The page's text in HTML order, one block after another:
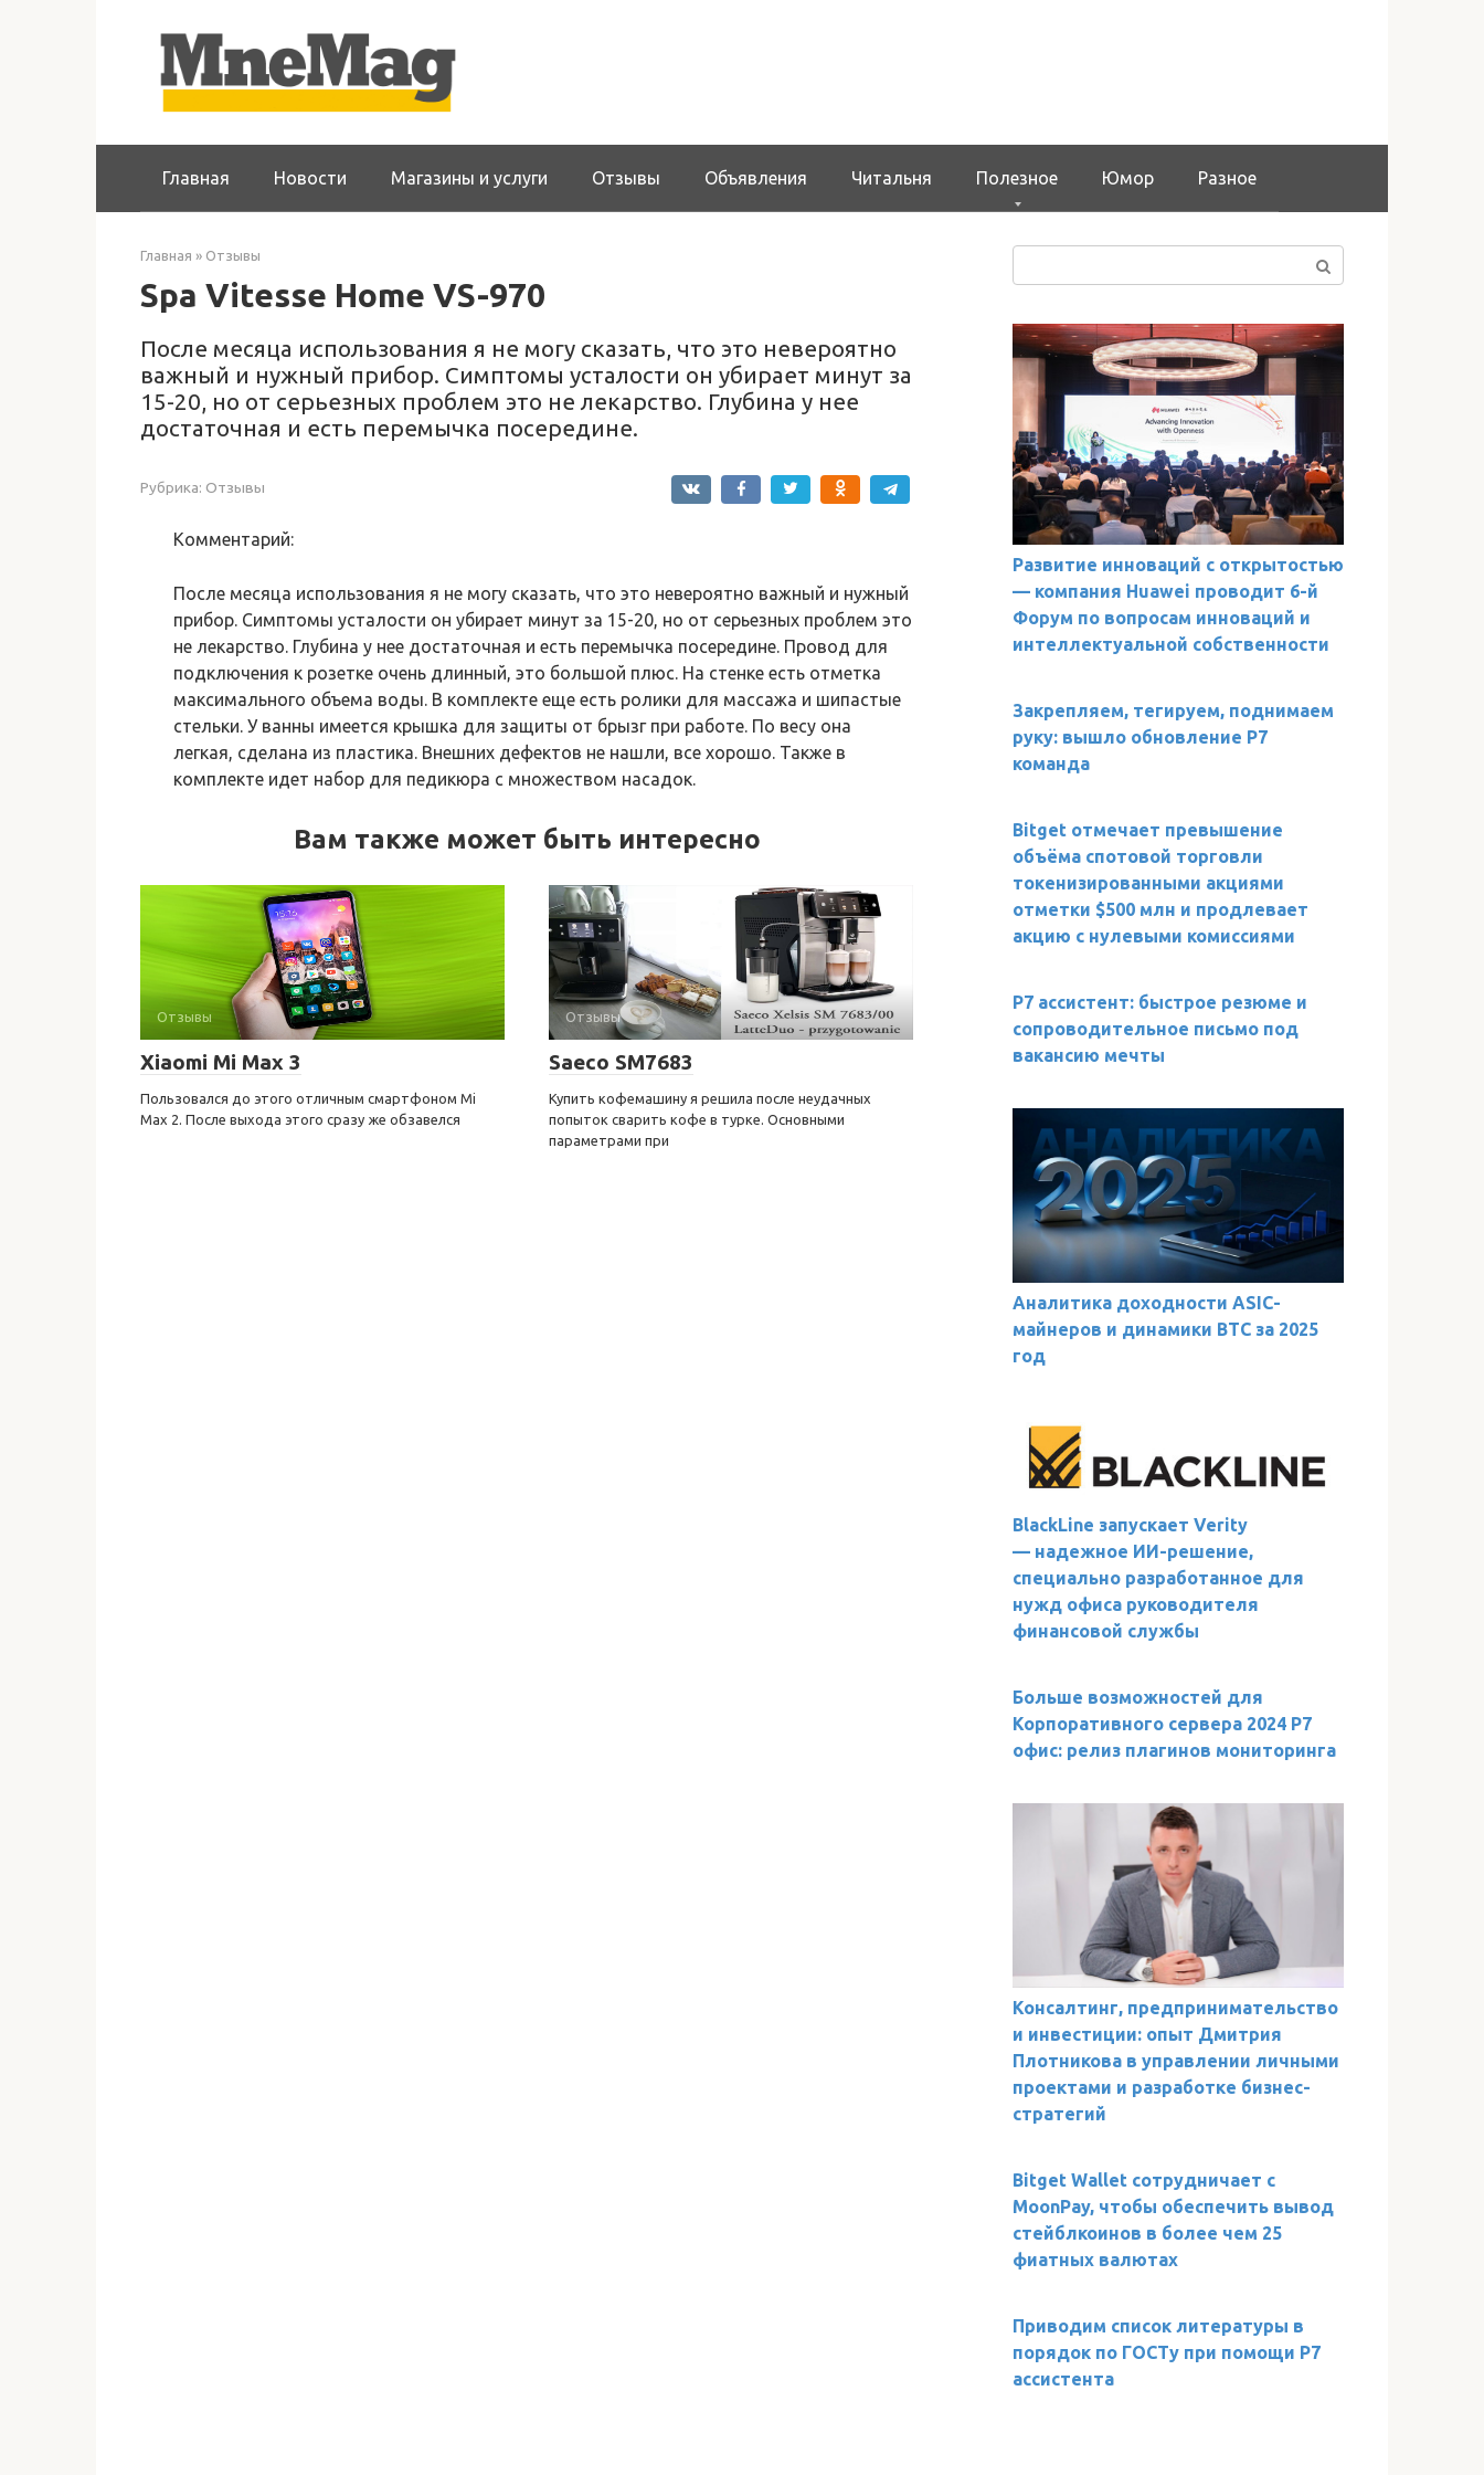
Главная Новости Магазины и услуги Отзывы Объявления Читальня Полезное Юмор Разное
Главная » Отзывы
Spa Vitesse Home VS-970
После месяца использования я не могу сказать, что это невероятно
важный и нужный прибор. Симптомы усталости он убирает минут за
15-20, но от серьезных проблем это не лекарство. Глубина у нее
достаточная и есть перемычка посередине.
Рубрика: Отзывы
Комментарий:
После месяца использования я не могу сказать, что это невероятно важный и нужный
прибор. Симптомы усталости он убирает минут за 15-20, но от серьезных проблем это
не лекарство. Глубина у нее достаточная и есть перемычка посередине. Провод для
подключения к розетке очень длинный, это большой плюс. На стенке есть отметка
максимального объема воды. В комплекте еще есть ролики для массажа и шипастые
стельки. У ванны имеется крышка для защиты от брызг при работе. По весу она
легкая, сделана из пластика. Внешних дефектов не нашли, все хорошо. Также в
комплекте идет набор для педикюра с множеством насадок.
Вам также может быть интересно
Отзывы
Xiaomi Mi Max 3
Пользовался до этого отличным смартфоном Mi
Max 2. После выхода этого сразу же обзавелся
Отзывы
Saeco SM7683
Купить кофемашину я решила после неудачных
попыток сварить кофе в турке. Основными
параметрами при
Развитие инноваций с открытостью
— компания Huawei проводит 6-й
Форум по вопросам инноваций и
интеллектуальной собственности
Закрепляем, тегируем, поднимаем
руку: вышло обновление Р7
команда
Bitget отмечает превышение
объёма спотовой торговли
токенизированными акциями
отметки $500 млн и продлевает
акцию с нулевыми комиссиями
Р7 ассистент: быстрое резюме и
сопроводительное письмо под
вакансию мечты
Аналитика доходности ASIC-
майнеров и динамики BTC за 2025
год
BlackLine запускает Verity
— надежное ИИ-решение,
специально разработанное для
нужд офиса руководителя
финансовой службы
Больше возможностей для
Корпоративного сервера 2024 Р7
офис: релиз плагинов мониторинга
Консалтинг, предпринимательство
и инвестиции: опыт Дмитрия
Плотникова в управлении личными
проектами и разработке бизнес-
стратегий
Bitget Wallet сотрудничает с
MoonPay, чтобы обеспечить вывод
стейблкоинов в более чем 25
фиатных валютах
Приводим список литературы в
порядок по ГОСТу при помощи Р7
ассистента